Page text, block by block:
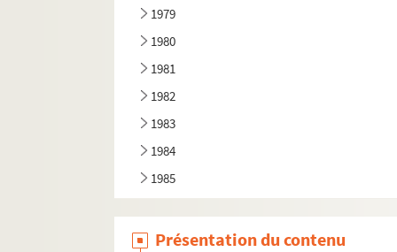
1979
1980
1981
1982
1983
1984
1985
Présentation du contenu